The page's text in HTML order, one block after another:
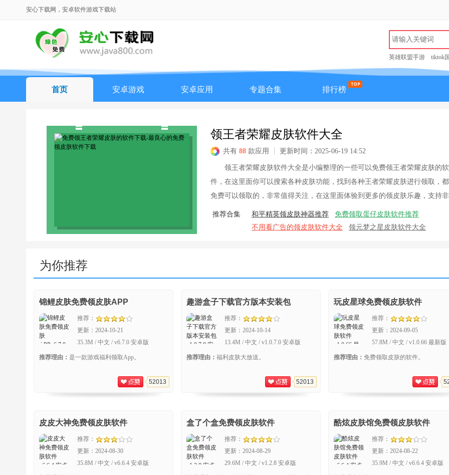
安心下载网，安卓软件游戏下载站
英雄联盟手游 tiktok
首页 安卓游戏 安卓应用 专题合集 排行榜
领王者荣耀皮肤软件大全
共有 88 款应用 更新时间：2025-06-19 14:52
领王者荣耀皮肤软件大全是小编整理的一些可以免费领王者荣耀皮肤的软
件，在这里面你可以搜索各种皮肤功能，找到各种王者荣耀皮肤进行领取，
免费可以领取的，非常值得关注，在这里面体验到更多的领皮肤乐趣，支持
多的游戏。
推荐合集 和平精英领皮肤神器推荐
免费领取蛋仔皮肤软件推荐
不用看广告的领皮肤软件大全
领元梦之星皮肤软件大全
为你推荐
锦鲤皮肤免费领皮肤APP
推荐：
更新： 2024-10-21
35.3M / 中文 / v6.7.0 安卓版
推荐理由： 是一款游戏福利领取App。
52013
趣游盒子下载官方版本安装包
推荐：
更新： 2024-10-14
13.4M / 中文 / v1.0.7.0 安卓版
推荐理由： 福利皮肤大放送。
52013
玩皮星球免费领皮肤软件
推荐：
更新： 2024-09-05
57.8M / 中文 / v1.0.66 最新版
推荐理由： 免费领取皮肤的软件。
皮皮大神免费领皮肤软件
推荐：
更新： 2024-08-30
35.8M / 中文 / v6.6.4 安卓版
盒了个盒免费领皮肤软件
推荐：
更新： 2024-08-29
29.6M / 中文 / v1.2.8 安卓版
酷炫皮肤馆免费领皮肤软件
推荐：
更新： 2024-08-22
35.9M / 中文 / v6.6.4 安卓版